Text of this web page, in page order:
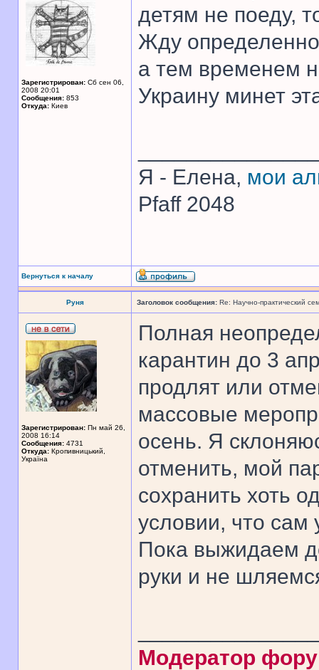
Зарегистрирован: Сб сен 06,
2008 20:01
Сообщения: 853
Откуда: Киев
детям не поеду,
Жду
а тем временем
Украину минет
Я - Елена, мои
Pfaff 2048
Вернуться к началу
Руня Заголовок сообщения: Re: Научно-практический
Зарегистрирован: Пн май 26,
2008 16:14
Сообщения: 4731
Откуда: Кропивницький,
Україна
Полная
карантин до 3
продлят или
массовые
осень. Я
отменить, мой
сохранить хоть
условии, что сам
Пока выжидаем
руки и не
Модератор